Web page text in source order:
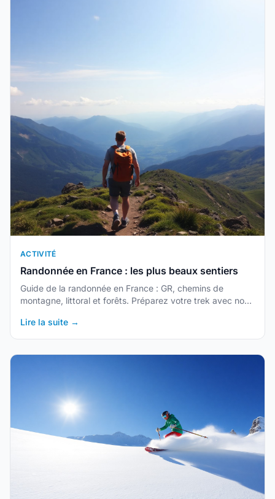
ACTIVITÉ
Randonnée en France : les plus beaux sentiers
Guide de la randonnée en France : GR, chemins de
montagne, littoral et forêts. Préparez votre trek avec nos
Lire la suite →